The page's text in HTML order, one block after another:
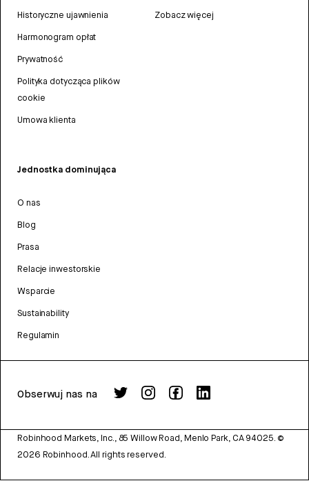
Historyczne ujawnienia
Harmonogram opłat
Prywatność
Polityka dotycząca plików
cookie
Umowa klienta
Zobacz więcej
Jednostka dominująca
O nas
Blog
Prasa
Relacje inwestorskie
Wsparcie
Sustainability
Regulamin
Obserwuj nas na
Robinhood Markets, Inc., 85 Willow Road, Menlo Park, CA 94025. ©
2026 Robinhood. All rights reserved.